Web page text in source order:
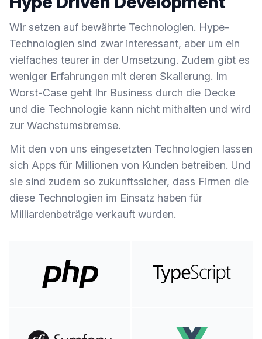
Wir setzen auf bewährte Technologien. Hype-
Technologien sind zwar interessant, aber um ein
vielfaches teurer in der Umsetzung. Zudem gibt es
weniger Erfahrungen mit deren Skalierung. Im
Worst-Case geht Ihr Business durch die Decke
und die Technologie kann nicht mithalten und wird
zur Wachstumsbremse.
Mit den von uns eingesetzten Technologien lassen
sich Apps für Millionen von Kunden betreiben. Und
sie sind zudem so zukunftssicher, dass Firmen die
diese Technologien im Einsatz haben für
Milliardenbeträge verkauft wurden.